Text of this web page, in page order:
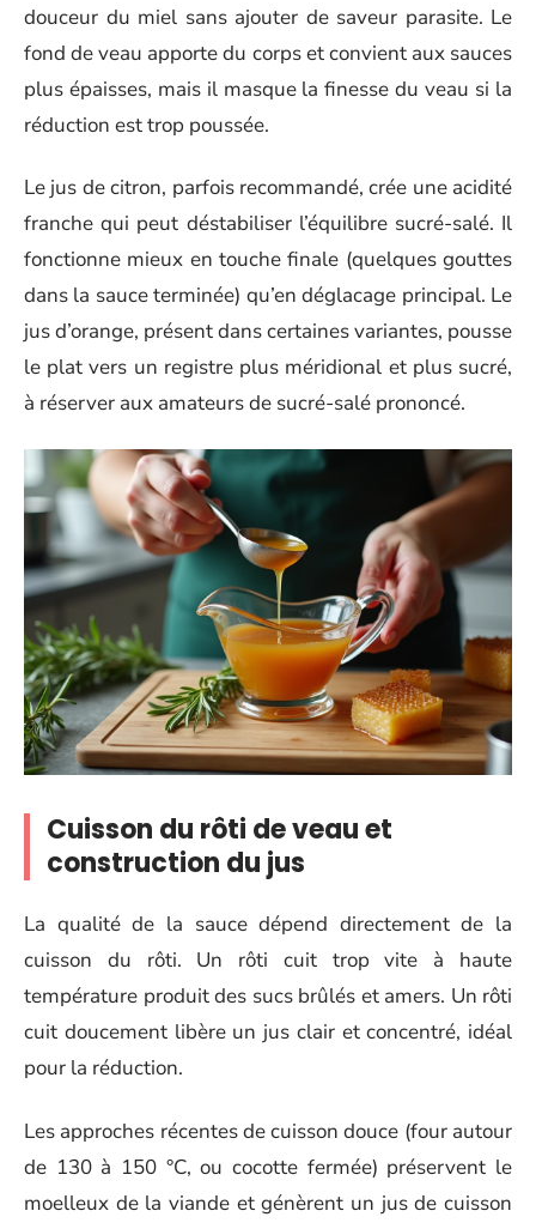
douceur du miel sans ajouter de saveur parasite. Le
fond de veau apporte du corps et convient aux sauces
plus épaisses, mais il masque la finesse du veau si la
réduction est trop poussée.
Le jus de citron, parfois recommandé, crée une acidité
franche qui peut déstabiliser l’équilibre sucré-salé. Il
fonctionne mieux en touche finale (quelques gouttes
dans la sauce terminée) qu’en déglacage principal. Le
jus d’orange, présent dans certaines variantes, pousse
le plat vers un registre plus méridional et plus sucré,
à réserver aux amateurs de sucré-salé prononcé.
Cuisson du rôti de veau et
construction du jus
La qualité de la sauce dépend directement de la
cuisson du rôti. Un rôti cuit trop vite à haute
température produit des sucs brûlés et amers. Un rôti
cuit doucement libère un jus clair et concentré, idéal
pour la réduction.
Les approches récentes de cuisson douce (four autour
de 130 à 150 °C, ou cocotte fermée) préservent le
moelleux de la viande et génèrent un jus de cuisson